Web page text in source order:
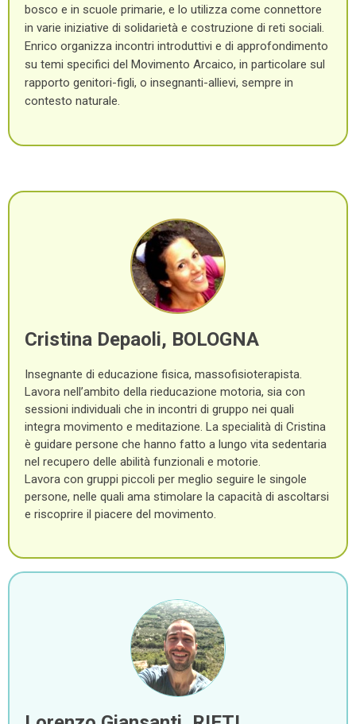
bosco e in scuole primarie, e lo utilizza come connettore
in varie iniziative di solidarietà e costruzione di reti sociali.
Enrico organizza incontri introduttivi e di approfondimento
su temi specifici del Movimento Arcaico, in particolare sul
rapporto genitori-figli, o insegnanti-allievi, sempre in
contesto naturale.
Cristina Depaoli, BOLOGNA
Insegnante di educazione fisica, massofisioterapista.
Lavora nell’ambito della rieducazione motoria, sia con
sessioni individuali che in incontri di gruppo nei quali
integra movimento e meditazione. La specialità di Cristina
è guidare persone che hanno fatto a lungo vita sedentaria
nel recupero delle abilità funzionali e motorie.
Lavora con gruppi piccoli per meglio seguire le singole
persone, nelle quali ama stimolare la capacità di ascoltarsi
e riscoprire il piacere del movimento.